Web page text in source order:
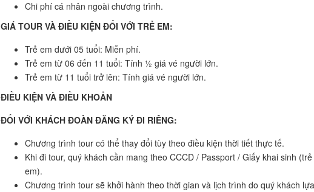
Chi phí cá nhân ngoài chương trình.
GIÁ TOUR VÀ ĐIỀU KIỆN ĐỐI VỚI TRẺ EM:
Trẻ em dưới 05 tuổi: Miễn phí.
Trẻ em từ 06 đến 11 tuổi: Tính ½ giá vé người lớn.
Trẻ em từ 11 tuổi trở lên: Tính giá vé người lớn.
ĐIỀU KIỆN VÀ ĐIỀU KHOẢN
ĐỐI VỚI KHÁCH ĐOÀN ĐĂNG KÝ ĐI RIÊNG:
Chương trình tour có thể thay đổi tùy theo điều kiện thời tiết thực tế.
Khi đi tour, quý khách cần mang theo CCCD / Passport / Giấy khai sinh (trẻ
em).
Chương trình tour sẽ khởi hành theo thời gian và lịch trình do quý khách lựa